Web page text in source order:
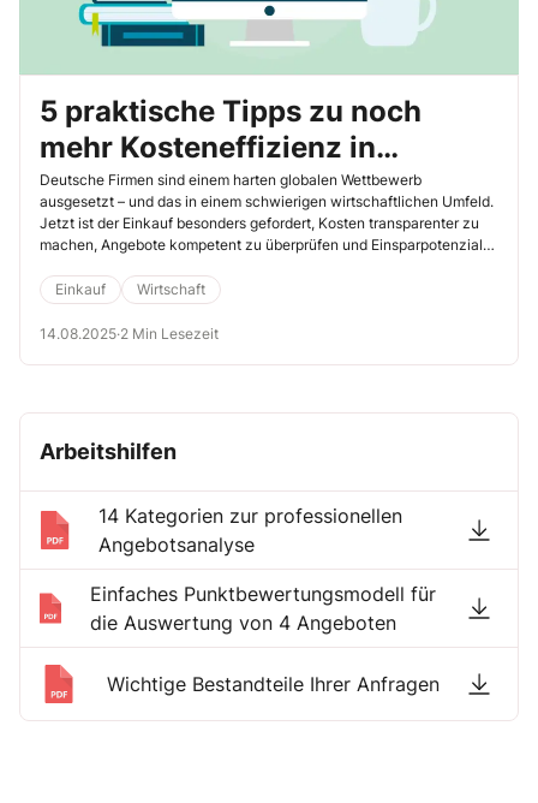
5 praktische Tipps zu noch
mehr Kosteneffizienz in
Einkaufsverhandlungen (Teil 2)
Deutsche Firmen sind einem harten globalen Wettbewerb
ausgesetzt – und das in einem schwierigen wirtschaftlichen Umfeld.
Jetzt ist der Einkauf besonders gefordert, Kosten transparenter zu
machen, Angebote kompetent zu überprüfen und Einsparpotenziale
Ihnen dazu insgesamt 5 wertvolle Tipps.
Einkauf Wirtschaft
14.08.2025·2 Min Lesezeit
Arbeitshilfen
14 Kategorien zur professionellen
Angebotsanalyse
Einfaches Punktbewertungsmodell für
die Auswertung von 4 Angeboten
Wichtige Bestandteile Ihrer Anfragen